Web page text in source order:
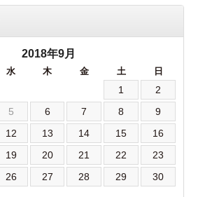
2018年9月
水 木 金 土 日
1
2
5 6 7 8
9
12 13 14 15
16
19 20 21 22
23
26 27 28 29
30